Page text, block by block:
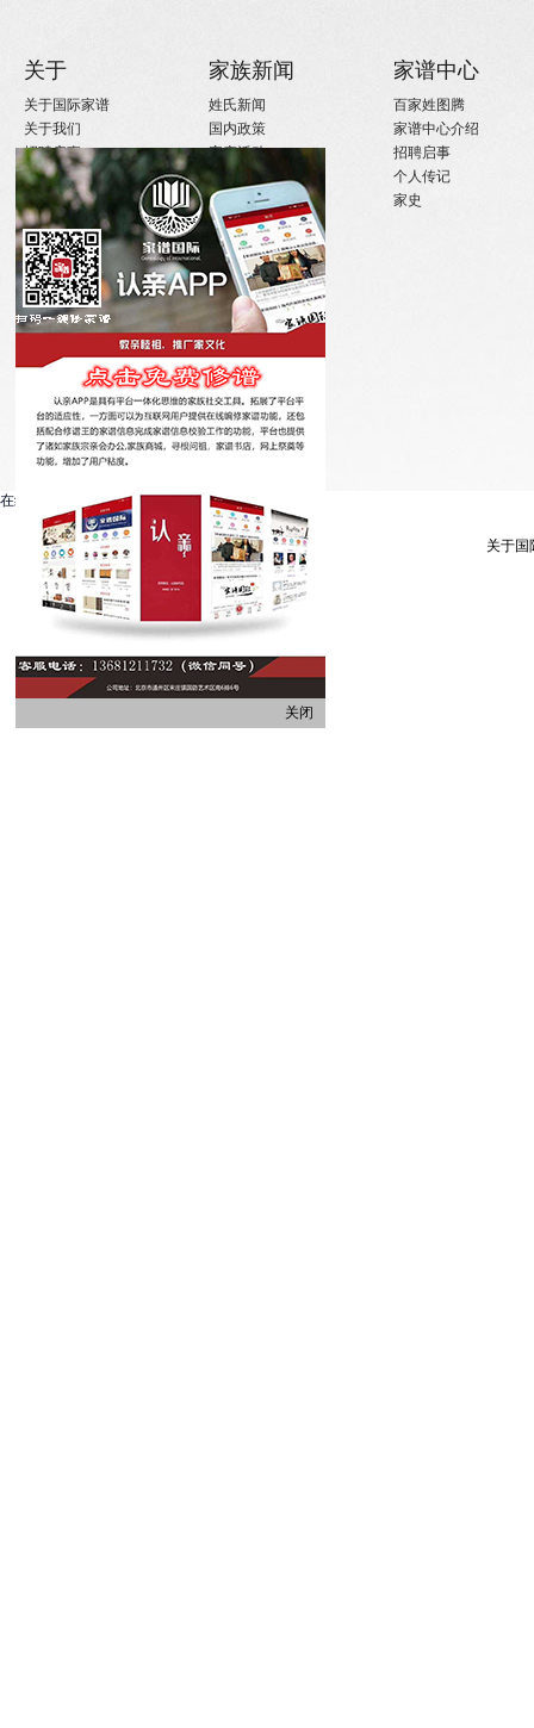
关于
关于国际家谱
关于我们
招聘启事
实习机会
微信订阅
家族新闻
姓氏新闻
国内政策
宗亲活动
姓氏大事记
寻亲咨询
家谱中心
百家姓图腾
家谱中心介绍
招聘启事
个人传记
家史
关于国
在线客服系统
关闭